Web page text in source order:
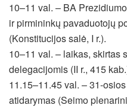
10–11 val. – BA
ir pirmininkų pavaduotojų
(Konstitucijos salė, I r.).
10–11 val. – laikas, skirtas
delegacijomis (II r., 415
11.15–11.45 val. – 31-
atidarymas (Seimo